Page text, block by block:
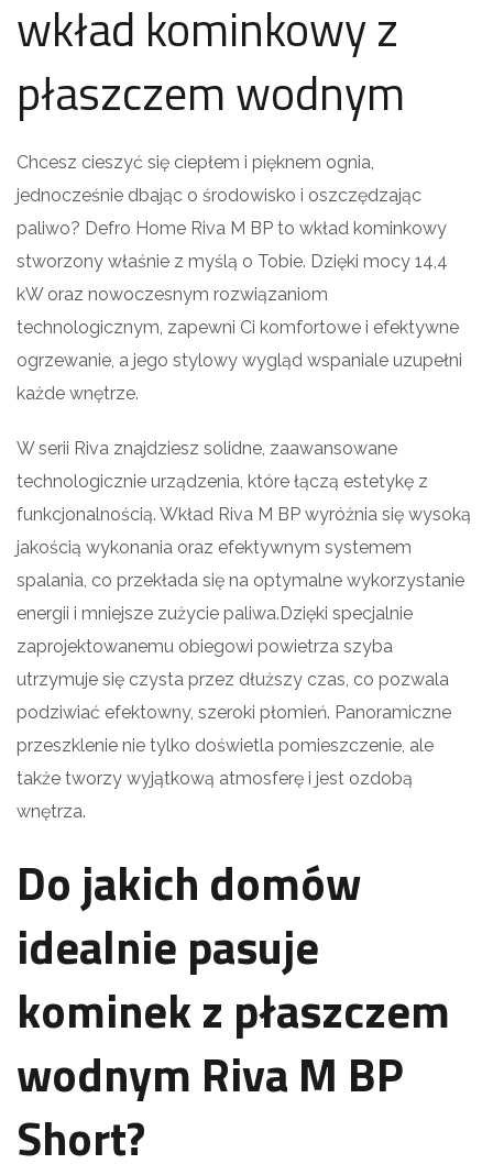
wkład kominkowy z
płaszczem wodnym
Chcesz cieszyć się ciepłem i pięknem ognia,
jednocześnie dbając o środowisko i oszczędzając
paliwo? Defro Home Riva M BP to wkład kominkowy
stworzony właśnie z myślą o Tobie. Dzięki mocy 14,4
kW oraz nowoczesnym rozwiązaniom
technologicznym, zapewni Ci komfortowe i efektywne
ogrzewanie, a jego stylowy wygląd wspaniale uzupełni
każde wnętrze.
W serii Riva znajdziesz solidne, zaawansowane
technologicznie urządzenia, które łączą estetykę z
funkcjonalnością. Wkład Riva M BP wyróżnia się wysoką
jakością wykonania oraz efektywnym systemem
spalania, co przekłada się na optymalne wykorzystanie
energii i mniejsze zużycie paliwa.Dzięki specjalnie
zaprojektowanemu obiegowi powietrza szyba
utrzymuje się czysta przez dłuższy czas, co pozwala
podziwiać efektowny, szeroki płomień. Panoramiczne
przeszklenie nie tylko doświetla pomieszczenie, ale
także tworzy wyjątkową atmosferę i jest ozdobą
wnętrza.
Do jakich domów
idealnie pasuje
kominek z płaszczem
wodnym Riva M BP
Short?